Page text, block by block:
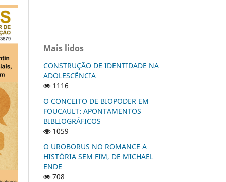
Mais lidos
CONSTRUÇÃO DE IDENTIDADE NA
ADOLESCÊNCIA
1116
O CONCEITO DE BIOPODER EM
FOUCAULT: APONTAMENTOS
BIBLIOGRÁFICOS
1059
O UROBORUS NO ROMANCE A
HISTÓRIA SEM FIM, DE MICHAEL
ENDE
708